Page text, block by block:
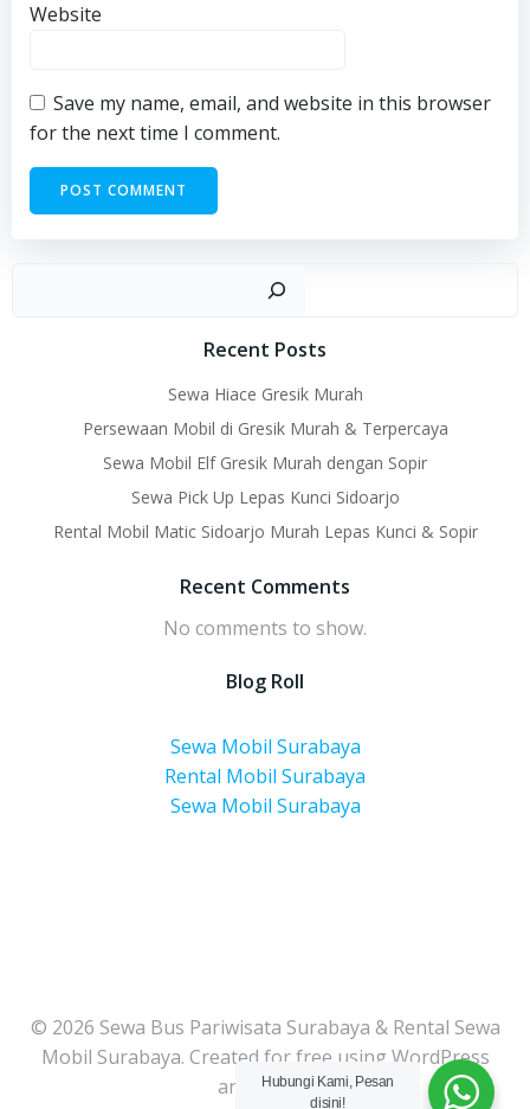
Website
Save my name, email, and website in this browser
for the next time I comment.
Recent Posts
Sewa Hiace Gresik Murah
Persewaan Mobil di Gresik Murah & Terpercaya
Sewa Mobil Elf Gresik Murah dengan Sopir
Sewa Pick Up Lepas Kunci Sidoarjo
Rental Mobil Matic Sidoarjo Murah Lepas Kunci & Sopir
Recent Comments
No comments to show.
Blog Roll
Sewa Mobil Surabaya
Rental Mobil Surabaya
Sewa Mobil Surabaya
© 2026 Sewa Bus Pariwisata Surabaya & Rental Sewa
Mobil Surabaya. Created for free using WordPress
and
Colibri
Hubungi Kami, Pesan
disini!